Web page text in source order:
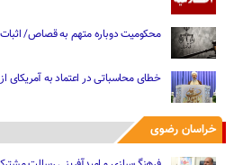
محکومیت دوباره متهم به قصاص/ اثبات
خطای محاسباتی در اعتماد به آمریکای
خراسان رضوی